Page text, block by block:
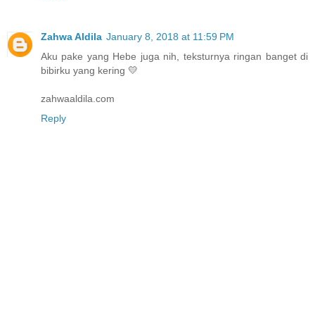
Zahwa Aldila January 8, 2018 at 11:59 PM
Aku pake yang Hebe juga nih, teksturnya ringan banget di
bibirku yang kering 💛
zahwaaldila.com
Reply